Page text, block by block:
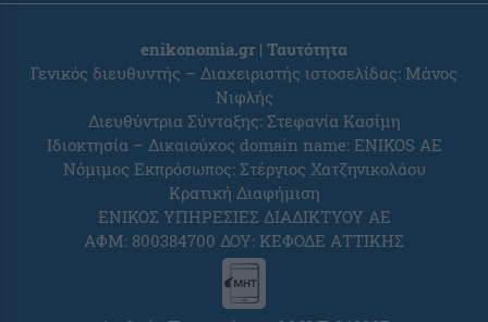
enikonomia.gr | Ταυτότητα
Γενικός διευθυντής – Διαχειριστής ιστοσελίδας: Μάνος
Νιφλής
Διευθύντρια Σύνταξης: Στεφανία Κασίμη
Ιδιοκτησία – Δικαιούχος domain name: ENIKOS AE
Νόμιμος Εκπρόσωπος: Στέργιος Χατζηνικολάου
Κρατική Διαφήμιση
ΕΝΙΚΟΣ ΥΠΗΡΕΣΙΕΣ ΔΙΑΔΙΚΤΥΟΥ ΑΕ
ΑΦΜ: 800384700 ΔΟΥ: ΚΕΦΟΔΕ ΑΤΤΙΚΗΣ